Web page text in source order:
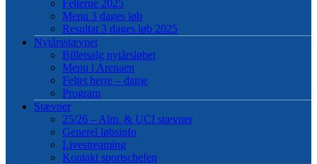
Felterne 2025
Menu 3 dages løb
Resultat 3 dages løb 2025
Nytårsstævnet
Billetsalg nytårsløbet
Menu i Arenaen
Feltet herre – dame
Program
Stævner
25/26 – Alm. & UCI stævner
Generel løbsinfo
Livestreaming
Kontakt sportschefen